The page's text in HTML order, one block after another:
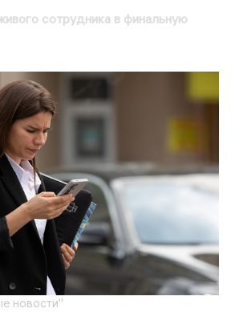
сотрудника в финальную
новости"